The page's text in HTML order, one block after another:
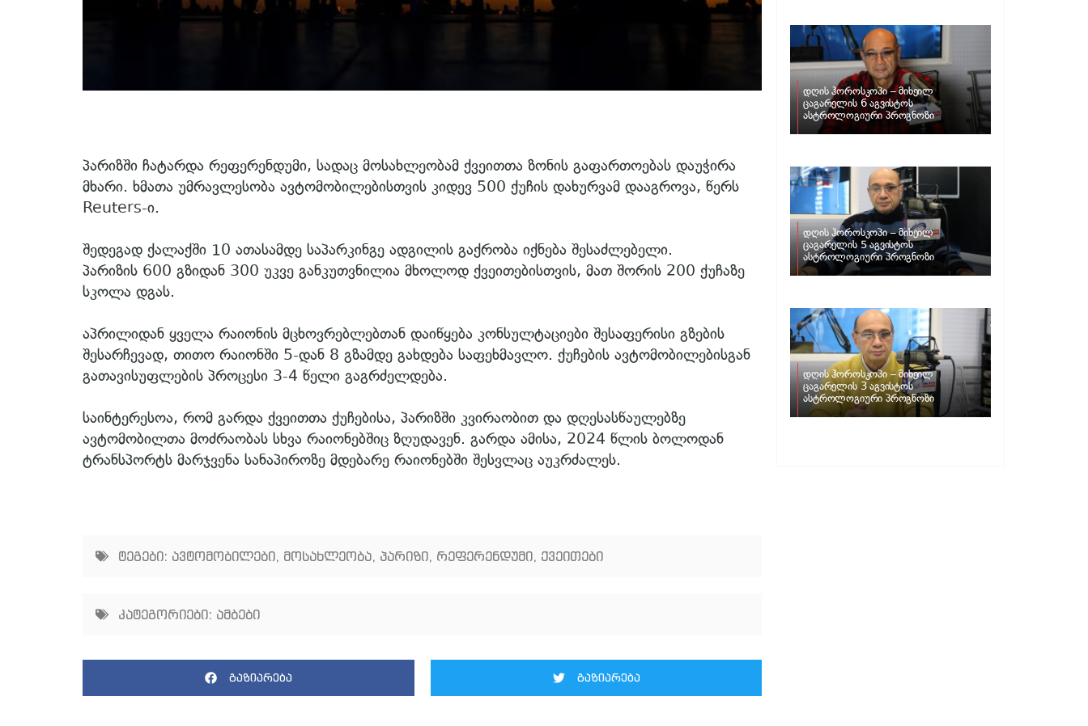
პარიზში ჩატარდა რეფერენდუმი, სადაც მოსახლეობამ ქვეითთა ზონის გაფართოებას დაუჭირა
მხარი. ხმათა უმრავლესობა ავტომობილებისთვის კიდევ 500 ქუჩის დახურვამ დააგროვა, წერს
Reuters-ი.
შედეგად ქალაქში 10 ათასამდე საპარკინგე ადგილის გაქრობა იქნება შესაძლებელი.
პარიზის 600 გზიდან 300 უკვე განკუთვნილია მხოლოდ ქვეითებისთვის, მათ შორის 200 ქუჩაზე
სკოლა დგას.
აპრილიდან ყველა რაიონის მცხოვრებლებთან დაიწყება კონსულტაციები შესაფერისი გზების
შესარჩევად, თითო რაიონში 5-დან 8 გზამდე გახდება საფეხმავლო. ქუჩების ავტომობილებისგან
გათავისუფლების პროცესი 3-4 წელი გაგრძელდება.
საინტერესოა, რომ გარდა ქვეითთა ქუჩებისა, პარიზში კვირაობით და დღესასწაულებზე
ავტომობილთა მოძრაობას სხვა რაიონებშიც ზღუდავენ. გარდა ამისა, 2024 წლის ბოლოდან
ტრანსპორტს მარჯვენა სანაპიროზე მდებარე რაიონებში შესვლაც აუკრძალეს.
ტეგები: ავტომობილები, მოსახლეობა, პარიზი, რეფერენდუმი, ქვეითები
კატეგორიები: ამბები
გაზიარება გაზიარება
დღის ჰოროსკოპი – მიხეილ
ცაგარელის 6 აგვისტოს
ასტროლოგიური პროგნოზი
დღის ჰოროსკოპი – მიხეილ
ცაგარელის 5 აგვისტოს
ასტროლოგიური პროგნოზი
დღის ჰოროსკოპი – მიხეილ
ცაგარელის 3 აგვისტოს
ასტროლოგიური პროგნოზი